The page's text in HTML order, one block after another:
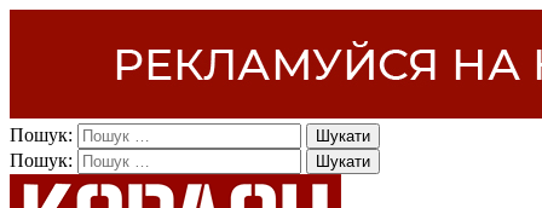
Пошук:
Пошук: